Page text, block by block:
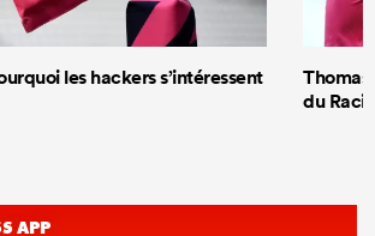
les hackers s’intéressent
Thomas
du